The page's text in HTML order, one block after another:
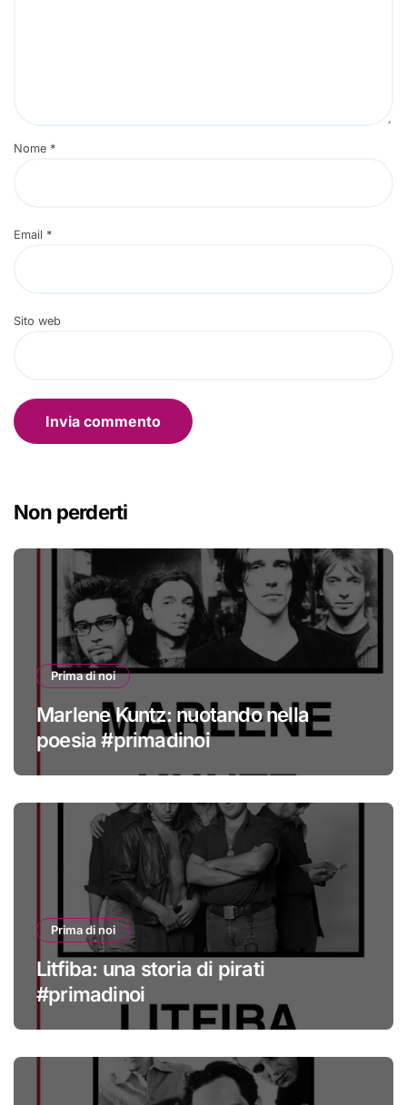
Nome *
Email *
Sito web
Non perderti
Prima di noi
Marlene Kuntz: nuotando nella
poesia #primadinoi
Prima di noi
Litfiba: una storia di pirati
#primadinoi